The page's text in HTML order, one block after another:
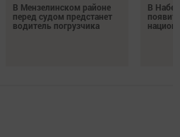
В Мензелинском районе
перед судом предстанет
водитель погрузчика
В